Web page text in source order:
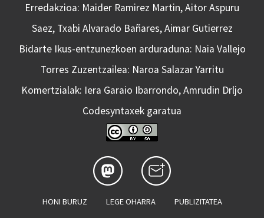
Erredakzioa: Maider Ramirez Martin, Aitor Aspuru
Saez, Txabi Alvarado Bañares, Aimar Gutierrez
Bidarte Ikus-entzunezkoen arduraduna: Naia Vallejo
Torres Zuzentzailea: Naroa Salazar Yarritu
Komertzialak: Iera Garaio Ibarrondo, Amrudin Drljo
Codesyntaxek garatua
HONI BURUZ LEGE OHARRA PUBLIZITATEA